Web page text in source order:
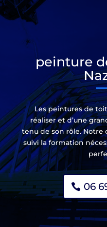
peinture
Les peintures de
réaliser et d’une
tenu de son rôle. Notre
suivi la formation
06